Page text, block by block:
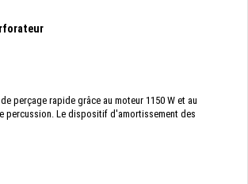
perçage rapide grâce au moteur 1150 W et au
percussion. Le dispositif d'amortissement des